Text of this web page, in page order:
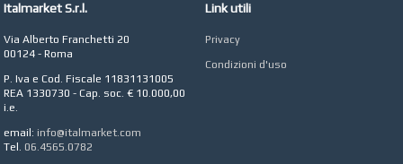
Azienda Agricola a
Digital marketing e Web
Italmarket S.r.l.
Via Alberto Franchetti 20
00124 - Roma
P. Iva e Cod. Fiscale 11831131005
REA 1330730 - Cap. soc. € 10.000,00
i.e.
email: info@italmarket.com
Tel. 06.4565.0782
Link utili
Privacy
Condizioni d'uso